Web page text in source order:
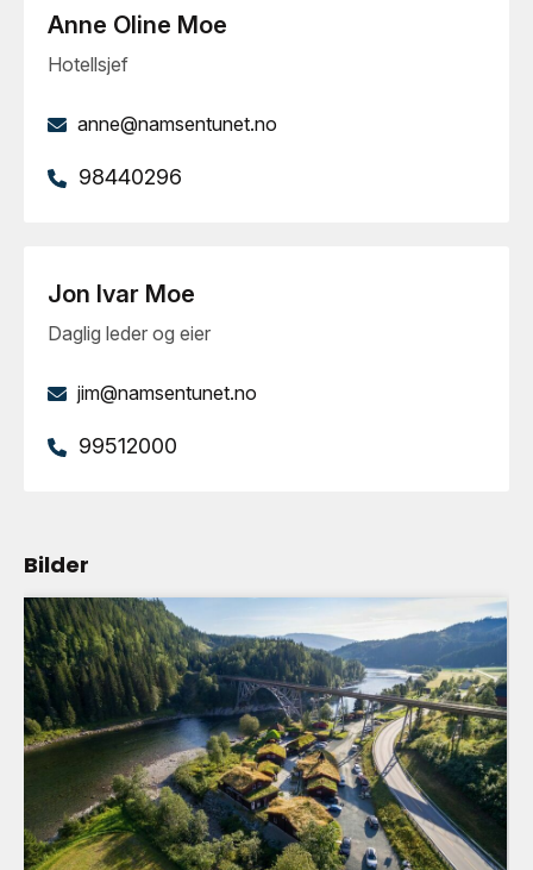
Anne Oline Moe
Hotellsjef
anne@namsentunet.no
98440296
Jon Ivar Moe
Daglig leder og eier
jim@namsentunet.no
99512000
Bilder